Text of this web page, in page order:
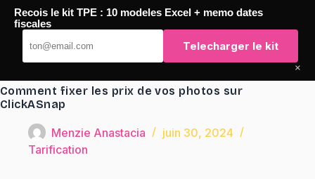
Passer
contenu
TaqTaq
Comment fixer les prix de vos photos sur
ClickASnap
Menzie Anastacia
juin 30, 2024
Tarification
Recois le kit TPE : 10 modeles Excel + memo dates
fiscales
Telecharger le kit
×